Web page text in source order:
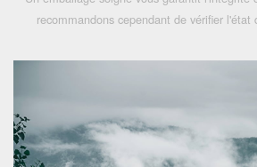
recommandons cependant de vérifier l'état